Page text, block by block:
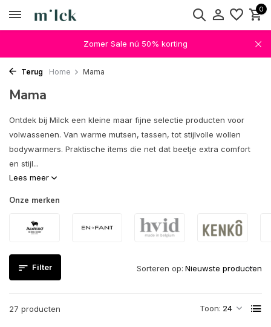
0
Zomer Sale nú 50% korting
Terug Home Mama
Mama
Ontdek bij Milck een kleine maar fijne selectie producten voor
volwassenen. Van warme mutsen, tassen, tot stijlvolle wollen
bodywarmers. Praktische items die net dat beetje extra comfort
en stijl...
Lees meer
Onze merken
Filter
27 producten Toon:
Sorteren op: